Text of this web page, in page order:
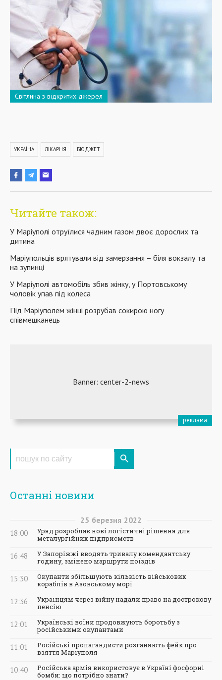
Світлина з відкритих джерел
УКРАЇНА ЛІКАРНЯ БЮДЖЕТ
Читайте також:
У Маріуполі отруїлися чадним газом двоє дорослих та
дитина
Маріупольців врятували від замерзання – біля вокзалу та
на зупинці
У Маріуполі автомобіль збив жінку, у Портовському
чоловік упав під колеса
Під Маріуполем жінці розрубав сокирою ногу
співмешканець
Останні новини
25 березня 2022
18:00
Уряд розробляє нові логістичні рішення для
металургійних підприємств
16:48
У Запоріжжі вводять тривалу комендантську
годину, змінено маршрути поїздів
15:30
Окупанти збільшують кількість військових
кораблів в Азовському морі
12:36
Українцям через війну надали право на дострокову
пенсію
12:01
Українські воїни продовжують боротьбу з
російськими окупантами
11:01
Російські пропагандисти розганяють фейк про
взяття Маріуполя
10:40
Російська армія використовує в Україні фосфорні
бомби: що потрібно знати?